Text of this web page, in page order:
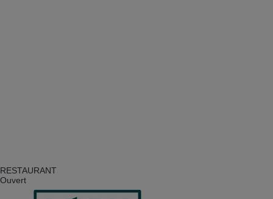
RESTAURANT
Ouvert